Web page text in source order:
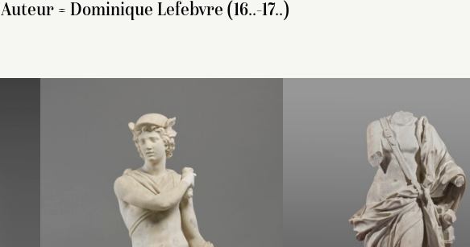
Auteur = Dominique Lefebvre (16..-17..)
Inventaire de 1707 : « Une
statue de marbre blanc, en
pied, représentant Pandore,
ayant une jambe et les bras
nuds. Elle soutient de la
Inventaire de 1707 :
statue de marbre
pied, représentant
ayant sur la teste
bonnet aislé. Le
Inventaire de 1707 : « Une
statue de marbre blanc, en
pied, représentant une
Diane ayant un diadème
orné d’un croissant sur la